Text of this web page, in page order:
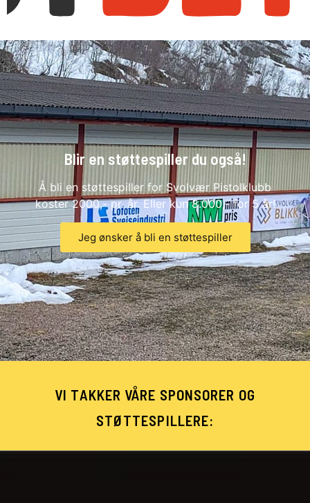
Blir en støttespiller du også!
Å bli en støttespiller for Svolvær Pistolklubb
koster 2000,- pr. år. Eller kun 8.000,- for 5 år!
Jeg ønsker å bli en støttespiller
VI TAKKER VÅRE SPONSORER OG
STØTTESPILLERE: